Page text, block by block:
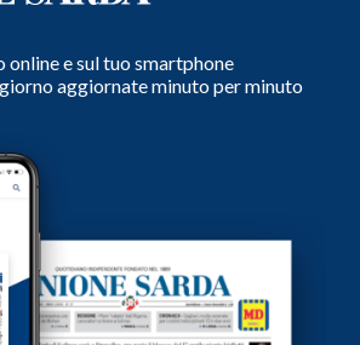
e sul tuo smartphone
aggiornate minuto per minuto